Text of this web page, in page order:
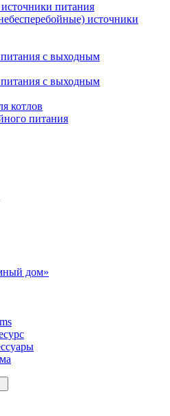
питания
источники
с выходным
с выходным
котлов
питания
дом»